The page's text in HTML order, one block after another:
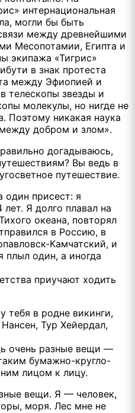
интернациональная
могли бы быть
между древнейшими
Месопотамии, Египта и
экипажа «Тигрис»
в знак протеста
между Эфиопией и
телескопы звезды и
молекулы, но нигде не
Поэтому никакая наука
добром и злом».
догадываюсь,
Вы ведь в
путешествие.
один присест: я
Я долго плавал на
океана, повторял
в Россию, в
Камчатский, и
плыл один, а иногда
приучают ходить
тебя в родне викинги,
Тур Хейердал,
очень разные вещи —
бумажно-кругло-
лицом к лицу.
вещи. Я — человек,
моря. Лес мне не